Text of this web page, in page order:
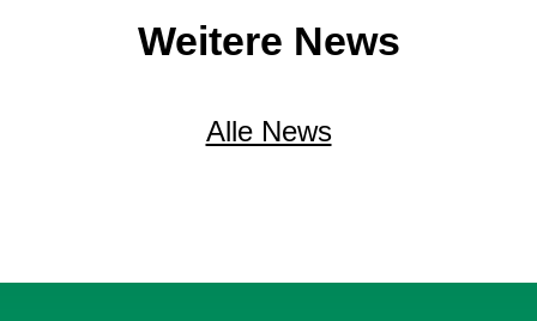
Weitere News
Alle News